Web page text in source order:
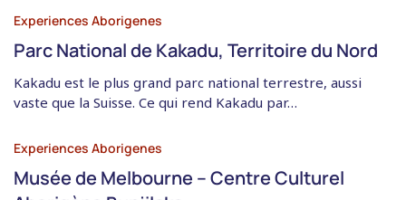
Experiences Aborigenes
Parc National de Kakadu, Territoire du Nord
Kakadu est le plus grand parc national terrestre, aussi
vaste que la Suisse. Ce qui rend Kakadu par…
Experiences Aborigenes
Musée de Melbourne – Centre Culturel